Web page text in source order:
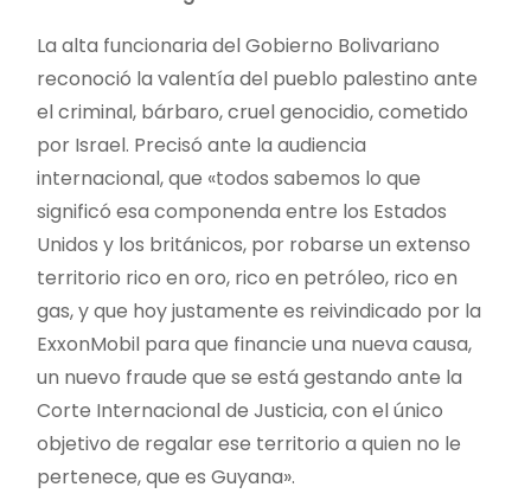
La alta funcionaria del Gobierno Bolivariano
reconoció la valentía del pueblo palestino ante
el criminal, bárbaro, cruel genocidio, cometido
por Israel. Precisó ante la audiencia
internacional, que «todos sabemos lo que
significó esa componenda entre los Estados
Unidos y los británicos, por robarse un extenso
territorio rico en oro, rico en petróleo, rico en
gas, y que hoy justamente es reivindicado por la
ExxonMobil para que financie una nueva causa,
un nuevo fraude que se está gestando ante la
Corte Internacional de Justicia, con el único
objetivo de regalar ese territorio a quien no le
pertenece, que es Guyana».